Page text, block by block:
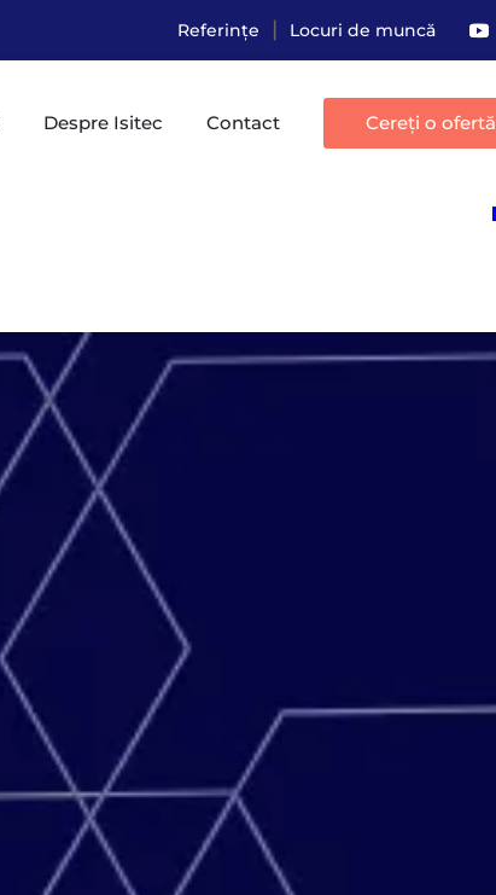
Referințe | Locuri de muncă
Despre Isitec Contact Cereți o ofertă